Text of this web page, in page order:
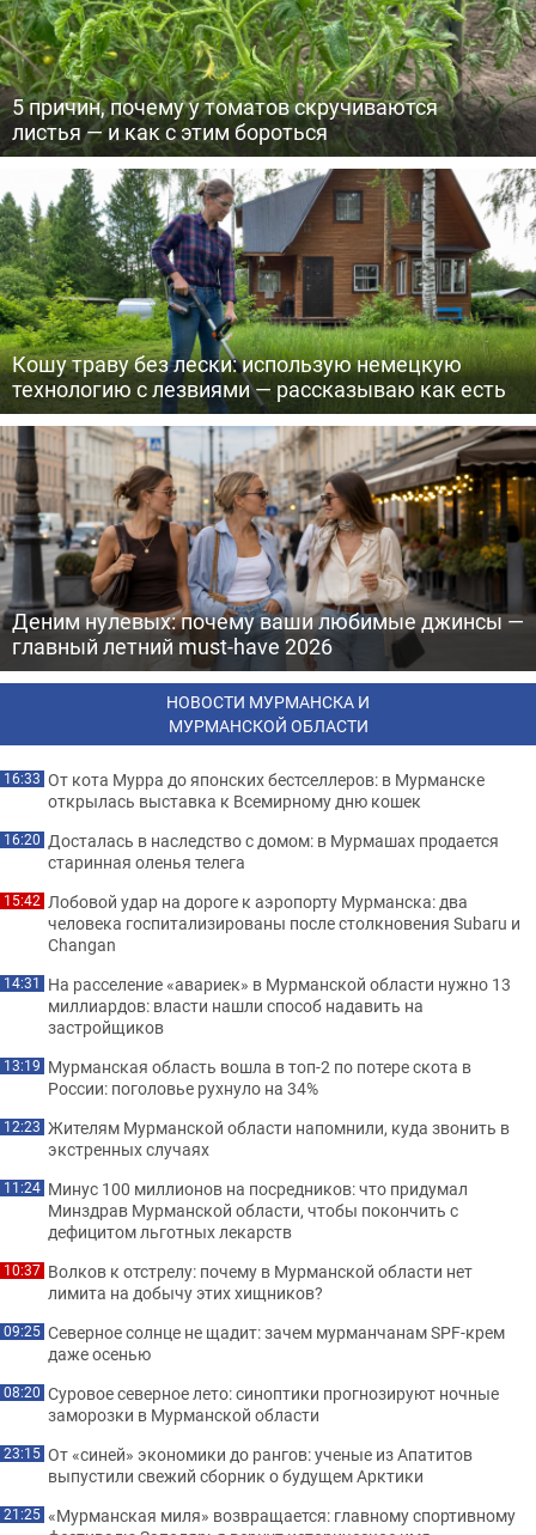
5 причин, почему у томатов скручиваются
листья — и как с этим бороться
Кошу траву без лески: использую немецкую
технологию с лезвиями — рассказываю как есть
Деним нулевых: почему ваши любимые джинсы —
главный летний must-have 2026
НОВОСТИ МУРМАНСКА И
МУРМАНСКОЙ ОБЛАСТИ
16:33 От кота Мурра до японских бестселлеров: в Мурманске
открылась выставка к Всемирному дню кошек
16:20 Досталась в наследство с домом: в Мурмашах продается
старинная оленья телега
15:42 Лобовой удар на дороге к аэропорту Мурманска: два
человека госпитализированы после столкновения Subaru и
Changan
14:31 На расселение «авариек» в Мурманской области нужно 13
миллиардов: власти нашли способ надавить на
застройщиков
13:19 Мурманская область вошла в топ-2 по потере скота в
России: поголовье рухнуло на 34%
12:23 Жителям Мурманской области напомнили, куда звонить в
экстренных случаях
11:24 Минус 100 миллионов на посредников: что придумал
Минздрав Мурманской области, чтобы покончить с
дефицитом льготных лекарств
10:37 Волков к отстрелу: почему в Мурманской области нет
лимита на добычу этих хищников?
09:25 Северное солнце не щадит: зачем мурманчанам SPF-крем
даже осенью
08:20 Суровое северное лето: синоптики прогнозируют ночные
заморозки в Мурманской области
23:15 От «синей» экономики до рангов: ученые из Апатитов
выпустили свежий сборник о будущем Арктики
21:25 «Мурманская миля» возвращается: главному спортивному